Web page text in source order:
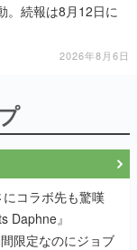
。続報は8月12日に
2026年8月6日
コラボ先も驚嘆
Daphne』
限定なのにジョブ